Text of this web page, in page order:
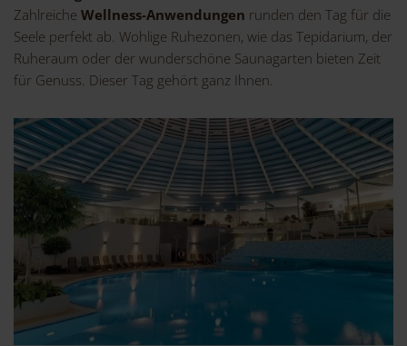
Zahlreiche Wellness-Anwendungen runden den Tag für die
Seele perfekt ab. Wohlige Ruhezonen, wie das Tepidarium, der
Ruheraum oder der wunderschöne Saunagarten bieten Zeit
für Genuss. Dieser Tag gehört ganz Ihnen.